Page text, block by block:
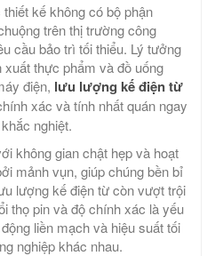
kế không có bộ phận
trên thị trường công
cầu bảo trì tối thiểu. Lý tưởng
thực phẩm và đồ uống
điện, lưu lượng kế điện từ
xác và tính nhất quán ngay
nghiệt.
không gian chật hẹp và hoạt
mảnh vụn, giúp chúng bền bỉ
lượng kế điện từ còn vượt trội
thọ pin và độ chính xác là yếu
liền mạch và hiệu suất tối
nghiệp khác nhau.